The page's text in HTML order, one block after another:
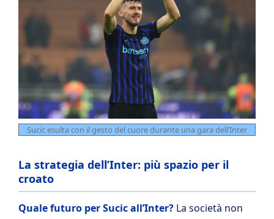
Sucic esulta con il gesto del cuore durante una gara dell’Inter
La strategia dell’Inter: più spazio per il
croato
Quale futuro per Sucic all’Inter? La società non